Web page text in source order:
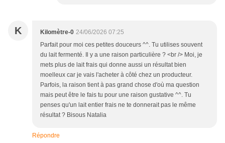
K Kilomètre-0 24/06/2026 07:25
Parfait pour moi ces petites douceurs ^^. Tu utilises souvent
du lait fermenté. Il y a une raison particulière ? <br /> Moi, je
mets plus de lait frais qui donne aussi un résultat bien
moelleux car je vais l'acheter à côté chez un producteur.
Parfois, la raison tient à pas grand chose d'où ma question
mais peut être le fais tu pour une raison gustative ^^. Tu
penses qu'un lait entier frais ne te donnerait pas le même
résultat ? Bisous Natalia
Répondre